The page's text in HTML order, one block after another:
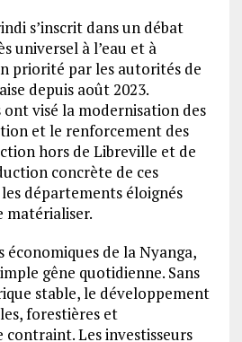
s’inscrit dans un débat
universel à l’eau et à
priorité par les autorités de
depuis août 2023.
ont visé la modernisation des
et le renforcement des
hors de Libreville et de
concrète de ces
départements éloignés
matérialiser.
économiques de la Nyanga,
gêne quotidienne. Sans
stable, le développement
forestières et
contraint. Les investisseurs